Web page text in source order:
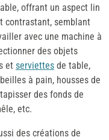
offrant un aspect lin
contrastant, semblant
avec une machine à
des objets
et serviettes de table,
à pain, housses de
des fonds de
etc.
des créations de